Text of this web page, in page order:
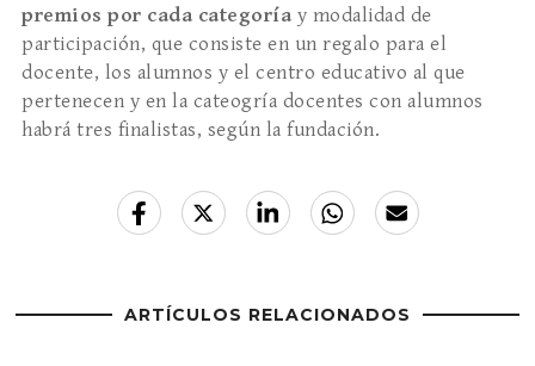
premios por cada categoría y modalidad de
participación, que consiste en un regalo para el
docente, los alumnos y el centro educativo al que
pertenecen y en la cateogría docentes con alumnos
habrá tres finalistas, según la fundación.
ARTÍCULOS RELACIONADOS